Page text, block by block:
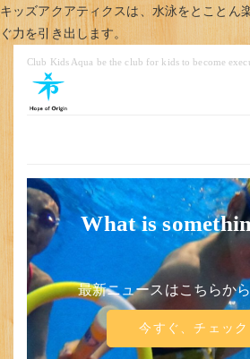
キッズアクアティクスは、水泳をとことん
ぐ力を引き出します。
Club Kids Aqua be the club for kids to become
What is
最新ニュースはこちらか
今すぐ、チェック